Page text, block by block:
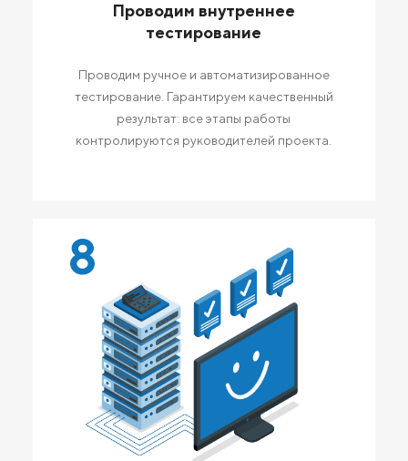
Проводим внутреннее
тестирование
Проводим ручное и автоматизированное
тестирование. Гарантируем качественный
результат: все этапы работы
контролируются руководителей проекта.
8